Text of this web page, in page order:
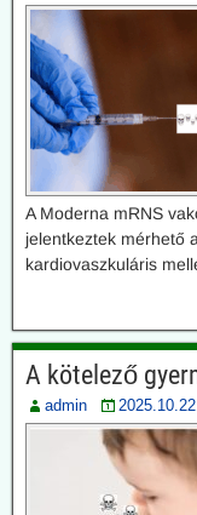
A Moderna mRNS
jelentkeztek mérhető
kardiovaszkuláris
A kötelező
admin